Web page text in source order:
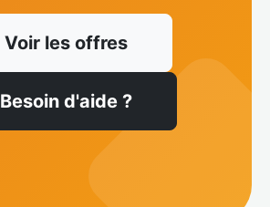
Voir les offres
Besoin d'aide ?